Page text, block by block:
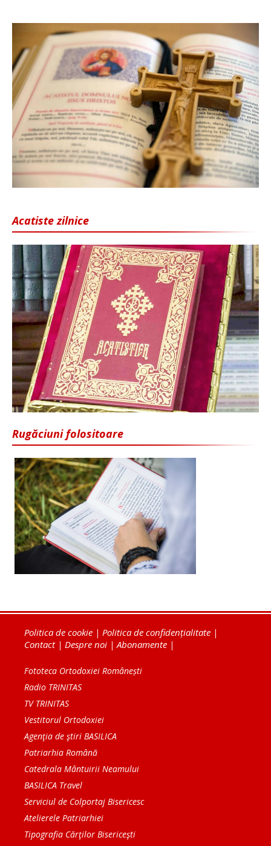
Acatiste zilnice
Rugăciuni folositoare
Politica de cookie | Politica de confidențialitate |
Contact| Despre noi | Abonamente |
Fototeca Ortodoxiei Românești
Radio TRINITAS
TV TRINITAS
Vestitorul Ortodoxiei
Agenţia de ştiri BASILICA
Patriarhia Română
Catedrala Mântuirii Neamului
BASILICA Travel
Serviciul de Colportaj Bisericesc
Atelierele Patriarhiei
Tipografia Cărţilor Bisericeşti